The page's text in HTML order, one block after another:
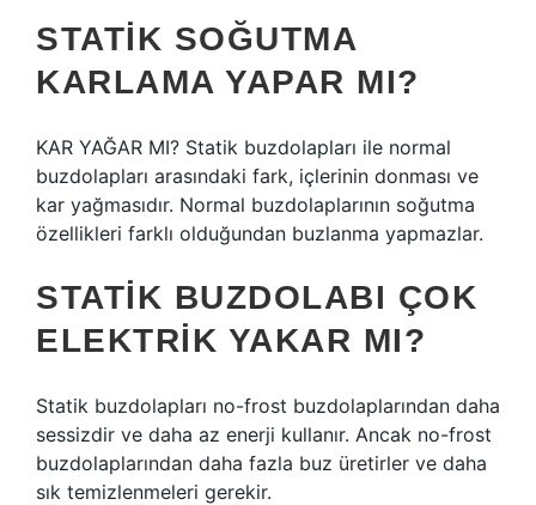
STATIK SOĞUTMA
KARLAMA YAPAR MI?
KAR YAĞAR MI? Statik buzdolapları ile normal
buzdolapları arasındaki fark, içlerinin donması ve
kar yağmasıdır. Normal buzdolaplarının soğutma
özellikleri farklı olduğundan buzlanma yapmazlar.
STATIK BUZDOLABI ÇOK
ELEKTRIK YAKAR MI?
Statik buzdolapları no-frost buzdolaplarından daha
sessizdir ve daha az enerji kullanır. Ancak no-frost
buzdolaplarından daha fazla buz üretirler ve daha
sık temizlenmeleri gerekir.